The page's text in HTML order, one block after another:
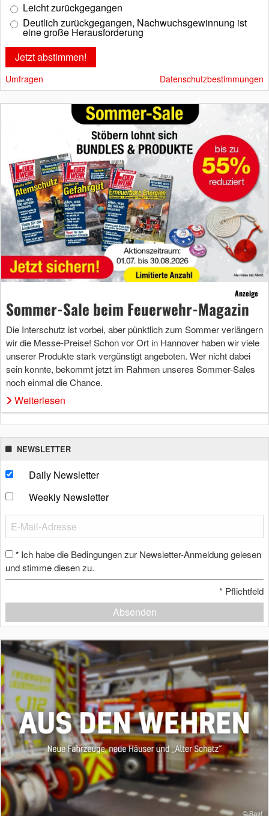
Leicht zurückgegangen
Deutlich zurückgegangen, Nachwuchsgewinnung ist
eine große Herausforderung
Umfragen Datenschutzbestimmungen
Anzeige
Sommer-Sale beim Feuerwehr-Magazin
Die Interschutz ist vorbei, aber pünktlich zum Sommer verlängern
wir die Messe-Preise! Schon vor Ort in Hannover haben wir viele
unserer Produkte stark vergünstigt angeboten. Wer nicht dabei
sein konnte, bekommt jetzt im Rahmen unseres Sommer-Sales
noch einmal die Chance.
Weiterlesen
NEWSLETTER
Daily Newsletter
Weekly Newsletter
* Ich habe die Bedingungen zur Newsletter-Anmeldung gelesen
und stimme diesen zu.
* Pflichtfeld
Absenden